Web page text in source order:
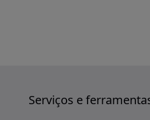
Serviços e